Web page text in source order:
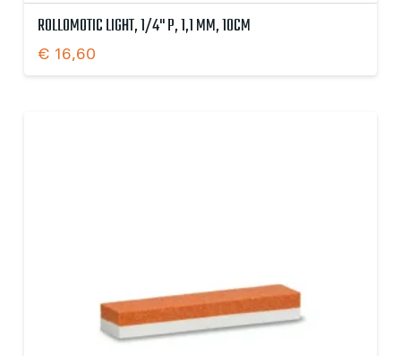
ROLLOMOTIC LIGHT, 1/4" P, 1,1 MM, 10CM
€ 16,60